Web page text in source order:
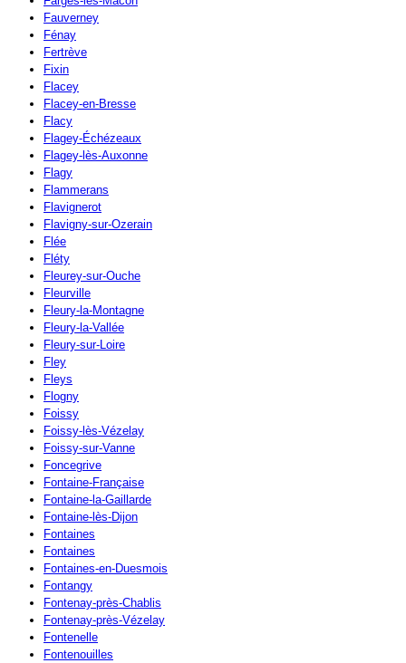
Fauverney
Fénay
Fertrève
Fixin
Flacey
Flacey-en-Bresse
Flacy
Flagey-Échézeaux
Flagey-lès-Auxonne
Flagy
Flammerans
Flavignerot
Flavigny-sur-Ozerain
Flée
Fléty
Fleurey-sur-Ouche
Fleurville
Fleury-la-Montagne
Fleury-la-Vallée
Fleury-sur-Loire
Fley
Fleys
Flogny
Foissy
Foissy-lès-Vézelay
Foissy-sur-Vanne
Foncegrive
Fontaine-Française
Fontaine-la-Gaillarde
Fontaine-lès-Dijon
Fontaines
Fontaines
Fontaines-en-Duesmois
Fontangy
Fontenay-près-Chablis
Fontenay-près-Vézelay
Fontenelle
Fontenouilles